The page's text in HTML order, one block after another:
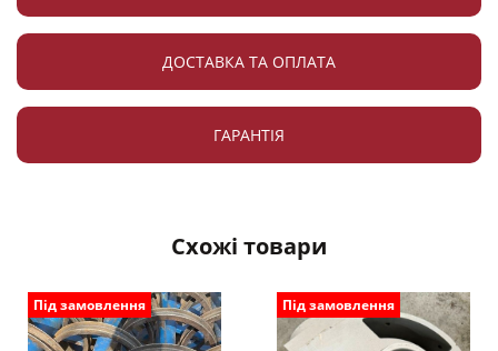
ДОСТАВКА ТА ОПЛАТА
ГАРАНТІЯ
Схожі товари
Під замовлення Під замовлення